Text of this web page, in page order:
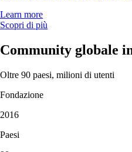
Learn more
Scopri di più
Community globale
Oltre 90 paesi, milioni di utenti
Fondazione
2016
Paesi